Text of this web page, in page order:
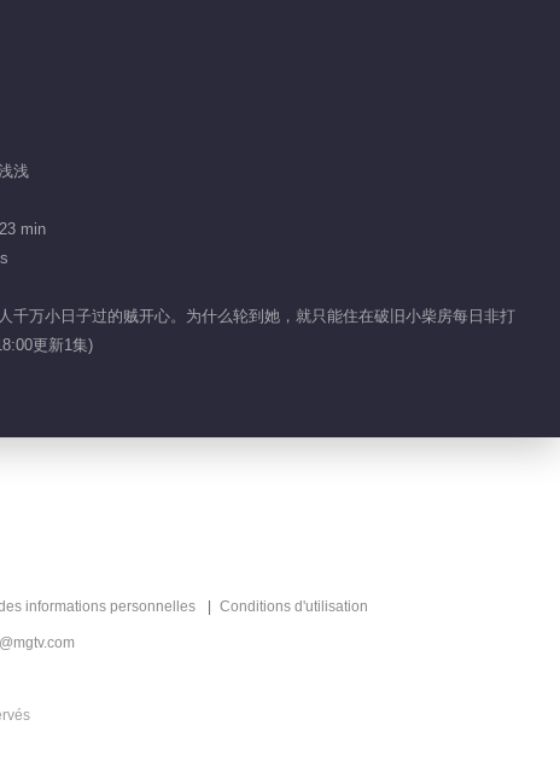
妹妹下战帖
01:41
浅
min
万小日子过的贼开心。为什么轮到她，就只能住在破旧小柴房每日非打
更新1集)
informations personnelles Conditions d'utilisation